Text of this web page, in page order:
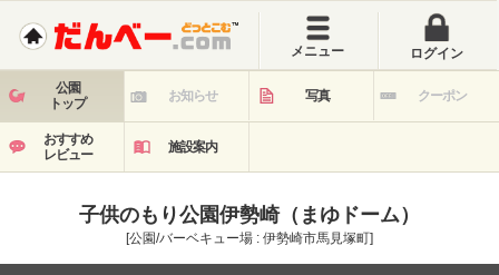
メニュー ログイン
公園
トップ
お知らせ 写真 クーポン
おすすめ
レビュー
施設案内
子供のもり公園伊勢崎（まゆドーム）
[公園/バーベキュー場 : 伊勢崎市馬見塚町]